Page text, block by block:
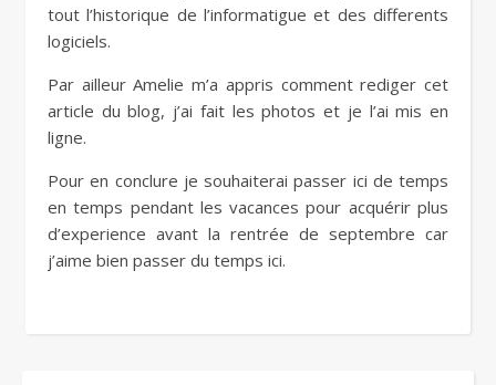
tout l’historique de l’informatigue et des differents
logiciels.
Par ailleur Amelie m’a appris comment rediger cet
article du blog, j’ai fait les photos et je l’ai mis en
ligne.
Pour en conclure je souhaiterai passer ici de temps
en temps pendant les vacances pour acquérir plus
d’experience avant la rentrée de septembre car
j’aime bien passer du temps ici.